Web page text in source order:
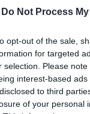
Do Not Process
opt-out of the sale,
for targeted
selection. Please
interest-based
to third
of your personal
nem a
és
az Ikrek-
kampány
valakivel, aki
adók
előtérbe
is.